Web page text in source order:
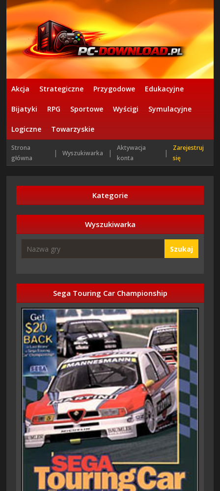
Akcja Strategiczne Przygodowe Edukacyjne
Bijatyki RPG Sportowe Wyścigi Symulacyjne
Logiczne Towarzyskie
Strona
główna
| Wyszukiwarka |
Aktywacja
konta
|
Zarejestruj
się
Kategorie
Wyszukiwarka
Szukaj
Sega Touring Car Championship